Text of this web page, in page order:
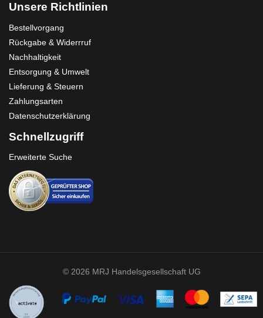
Unsere Richtlinien
Bestellvorgang
Rückgabe & Widerrruf
Nachhaltigkeit
Entsorgung & Umwelt
Lieferung & Steuern
Zahlungsarten
Datenschutzerklärung
Schnellzugriff
Erweiterte Suche
© 2026 MRJ Handelsgesellschaft UG